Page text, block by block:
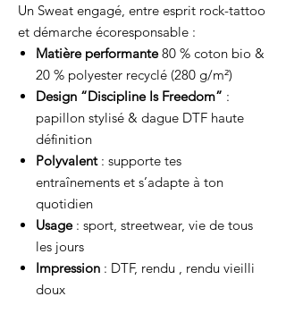
Un Sweat engagé, entre esprit rock-tattoo
et démarche écoresponsable :
Matière performante80 % coton bio &
20 % polyester recyclé (280 g/m²)
Design “Discipline Is Freedom” :
papillon stylisé & dague DTF haute
définition
Polyvalent: supporte tes
entraînements et s’adapte à ton
quotidien
Usage: sport, streetwear, vie de tous
les jours
Impression : DTF, rendu , rendu vieilli
doux